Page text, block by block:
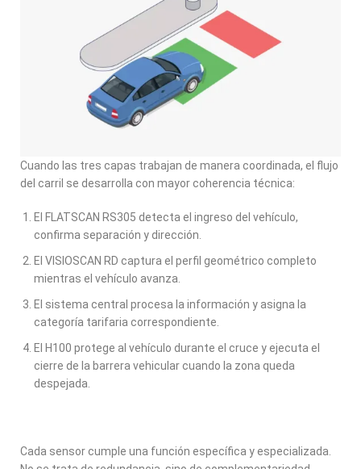
Cuando las tres capas trabajan de manera coordinada, el flujo
del carril se desarrolla con mayor coherencia técnica:
El FLATSCAN RS305 detecta el ingreso del vehículo,
confirma separación y dirección.
El VISIOSCAN RD captura el perfil geométrico completo
mientras el vehículo avanza.
El sistema central procesa la información y asigna la
categoría tarifaria correspondiente.
El H100 protege al vehículo durante el cruce y ejecuta el
cierre de la barrera vehicular cuando la zona queda
despejada.
Cada sensor cumple una función específica y especializada.